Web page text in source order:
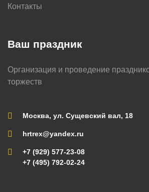
Ваш праздник
Организация и проведение
торжеств
Москва, ул. Сущевский вал, 18
hrtrex@yandex.ru
+7 (929) 577-23-08
+7 (495) 792-02-24
Контакты